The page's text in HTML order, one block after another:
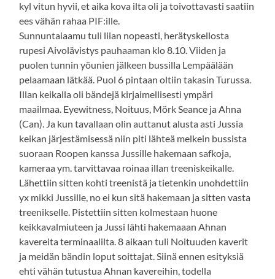
kyl vitun hyvii, et aika kova ilta oli ja toivottavasti saatiin
ees vähän rahaa PIF:ille.
Sunnuntaiaamu tuli liian nopeasti, herätyskellosta
rupesi Aivolävistys pauhaaman klo 8.10. Viiden ja
puolen tunnin yöunien jälkeen bussilla Lempäälään
pelaamaan lätkää. Puol 6 pintaan oltiin takasin Turussa.
Illan keikalla oli bändejä kirjaimellisesti ympäri
maailmaa. Eyewitness, Noituus, Mörk Seance ja Ahna
(Can). Ja kun tavallaan olin auttanut alusta asti Jussia
keikan järjestämisessä niin piti lähteä melkein bussista
suoraan Roopen kanssa Jussille hakemaan safkoja,
kameraa ym. tarvittavaa roinaa illan treeniskeikalle.
Lähettiin sitten kohti treenistä ja tietenkin unohdettiin
yx mikki Jussille, no ei kun sitä hakemaan ja sitten vasta
treenikselle. Pistettiin sitten kolmestaan huone
keikkavalmiuteen ja Jussi lähti hakemaaan Ahnan
kavereita terminaalilta. 8 aikaan tuli Noituuden kaverit
ja meidän bändin loput soittajat. Siinä ennen esityksiä
ehti vähän tutustua Ahnan kavereihin, todella